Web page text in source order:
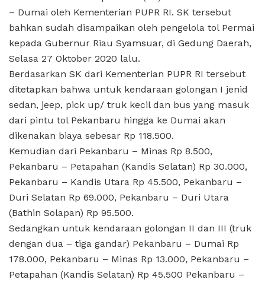
– Dumai oleh Kementerian PUPR RI. SK tersebut
bahkan sudah disampaikan oleh pengelola tol Permai
kepada Gubernur Riau Syamsuar, di Gedung Daerah,
Selasa 27 Oktober 2020 lalu.
Berdasarkan SK dari Kementerian PUPR RI tersebut
ditetapkan bahwa untuk kendaraan golongan I jenid
sedan, jeep, pick up/ truk kecil dan bus yang masuk
dari pintu tol Pekanbaru hingga ke Dumai akan
dikenakan biaya sebesar Rp 118.500.
Kemudian dari Pekanbaru – Minas Rp 8.500,
Pekanbaru – Petapahan (Kandis Selatan) Rp 30.000,
Pekanbaru – Kandis Utara Rp 45.500, Pekanbaru –
Duri Selatan Rp 69.000, Pekanbaru – Duri Utara
(Bathin Solapan) Rp 95.500.
Sedangkan untuk kendaraan golongan II dan III (truk
dengan dua – tiga gandar) Pekanbaru – Dumai Rp
178.000, Pekanbaru – Minas Rp 13.000, Pekanbaru –
Petapahan (Kandis Selatan) Rp 45.500 Pekanbaru –